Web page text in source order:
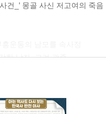
건_’ 몽골 사신 저고여의 죽음
한 남자, 고려 광종
겸의 독재와 몰락
변, 그 피의 기록
_ 삼별초의 두 얼굴